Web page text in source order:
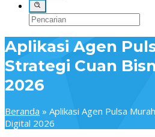
Aplikasi Agen
Strategi Cuan
2026
Beranda » Aplikasi Agen Pulsa
Digital 2026